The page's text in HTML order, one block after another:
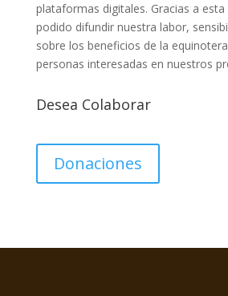
plataformas digitales. Gracias a
podido difundir nuestra labor,
sobre los beneficios de la
personas interesadas en nuestros
Desea Colaborar
Donaciones